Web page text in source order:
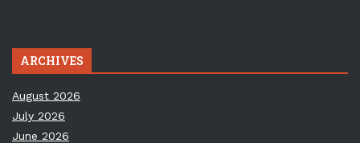
ARCHIVES
August 2026
July 2026
June 2026